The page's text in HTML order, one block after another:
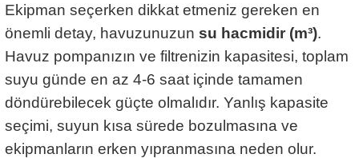
Ekipman seçerken dikkat etmeniz gereken en
önemli detay, havuzunuzun su hacmidir (m³).
Havuz pompanızın ve filtrenizin kapasitesi, toplam
suyu günde en az 4-6 saat içinde tamamen
döndürebilecek güçte olmalıdır. Yanlış kapasite
seçimi, suyun kısa sürede bozulmasına ve
ekipmanların erken yıpranmasına neden olur.